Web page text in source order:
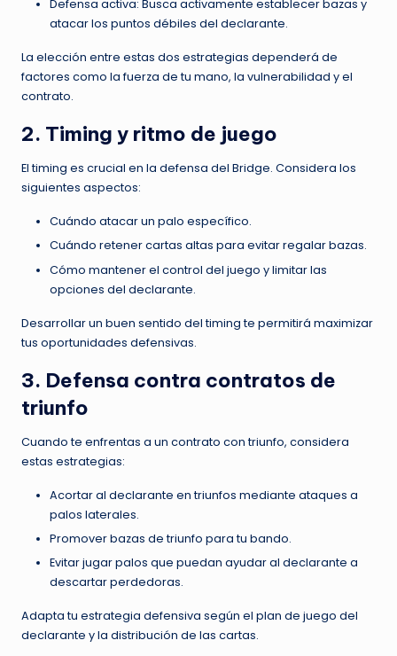
Defensa activa: Busca activamente establecer bazas y
atacar los puntos débiles del declarante.
La elección entre estas dos estrategias dependerá de
factores como la fuerza de tu mano, la vulnerabilidad y el
contrato.
2. Timing y ritmo de juego
El timing es crucial en la defensa del Bridge. Considera los
siguientes aspectos:
Cuándo atacar un palo específico.
Cuándo retener cartas altas para evitar regalar bazas.
Cómo mantener el control del juego y limitar las
opciones del declarante.
Desarrollar un buen sentido del timing te permitirá maximizar
tus oportunidades defensivas.
3. Defensa contra contratos de
triunfo
Cuando te enfrentas a un contrato con triunfo, considera
estas estrategias:
Acortar al declarante en triunfos mediante ataques a
palos laterales.
Promover bazas de triunfo para tu bando.
Evitar jugar palos que puedan ayudar al declarante a
descartar perdedoras.
Adapta tu estrategia defensiva según el plan de juego del
declarante y la distribución de las cartas.